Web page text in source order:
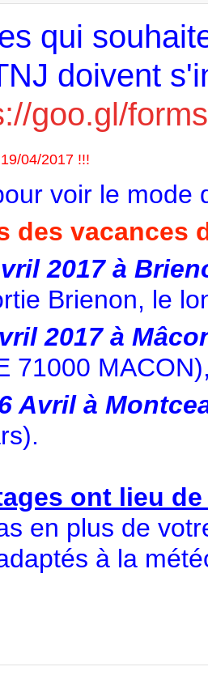
qui
doivent
goo.gl/
04/2017 !!!
voir le mode
des vacances
2017 à
Brienon, le
2017 à
71000 MACON),
Avril à
ont lieu de
en plus de
à la